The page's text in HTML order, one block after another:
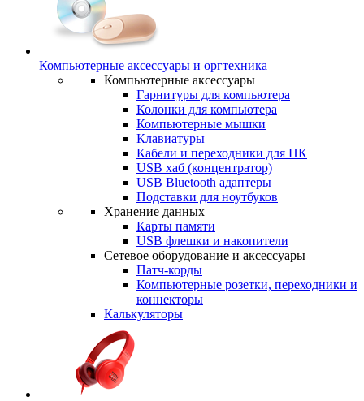
Компьютерные аксессуары и оргтехника
Компьютерные аксессуары
Гарнитуры для компьютера
Колонки для компьютера
Компьютерные мышки
Клавиатуры
Кабели и переходники для ПК
USB хаб (концентратор)
USB Bluetooth адаптеры
Подставки для ноутбуков
Хранение данных
Карты памяти
USB флешки и накопители
Сетевое оборудование и аксессуары
Патч-корды
Компьютерные розетки, переходники и
коннекторы
Калькуляторы